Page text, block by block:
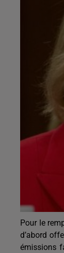
Pour le
d’abord
émissions